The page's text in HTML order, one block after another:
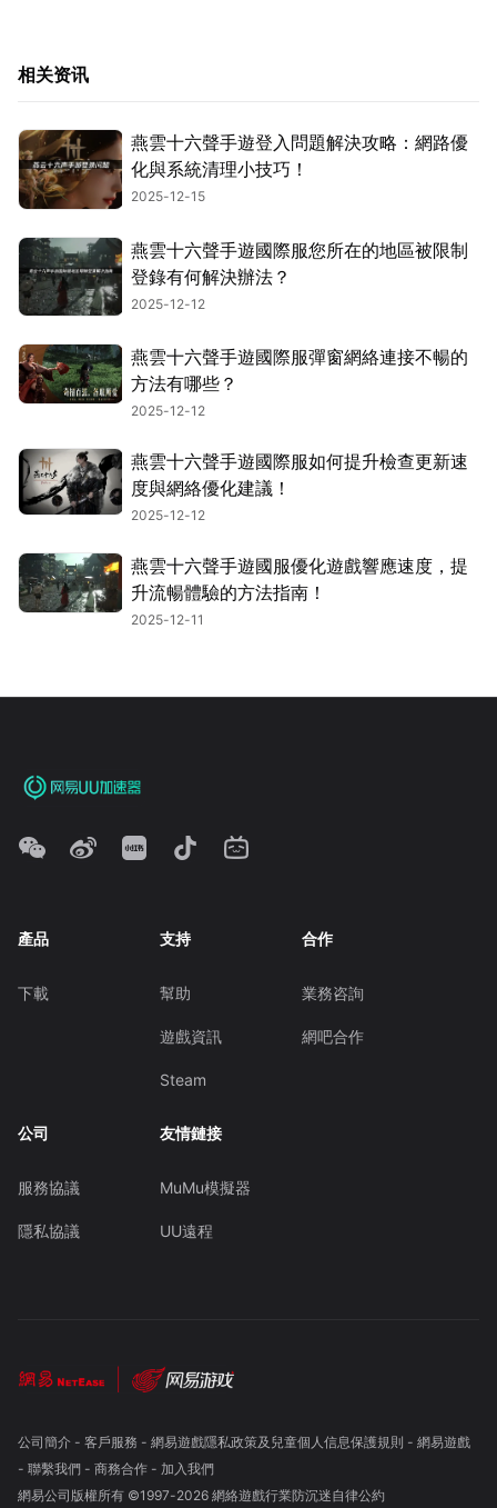
相关资讯
燕雲十六聲手遊登入問題解決攻略：網路優
化與系統清理小技巧！
2025-12-15
燕雲十六聲手遊國際服您所在的地區被限制
登錄有何解決辦法？
2025-12-12
燕雲十六聲手遊國際服彈窗網絡連接不暢的
方法有哪些？
2025-12-12
燕雲十六聲手遊國際服如何提升檢查更新速
度與網絡優化建議！
2025-12-12
燕雲十六聲手遊國服優化遊戲響應速度，提
升流暢體驗的方法指南！
2025-12-11
產品
下載
支持
幫助
遊戲資訊
Steam
合作
業務咨詢
網吧合作
公司
服務協議
隱私協議
友情鏈接
MuMu模擬器
UU遠程
公司簡介- 客戶服務 - 網易遊戲隱私政策及兒童個人信息保護規則 - 網易遊戲
- 聯繫我們- 商務合作- 加入我們
網易公司版權所有 ©1997-2026 網絡遊戲行業防沉迷自律公約